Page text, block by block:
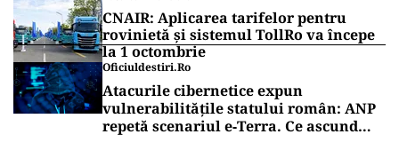
CNAIR: Aplicarea tarifelor pentru
rovinietă și sistemul TollRo va începe
la 1 octombrie
Oficiuldestiri.ro
Atacurile cibernetice expun
vulnerabilitățile statului român: ANP
repetă scenariul e‑Terra. Ce ascund